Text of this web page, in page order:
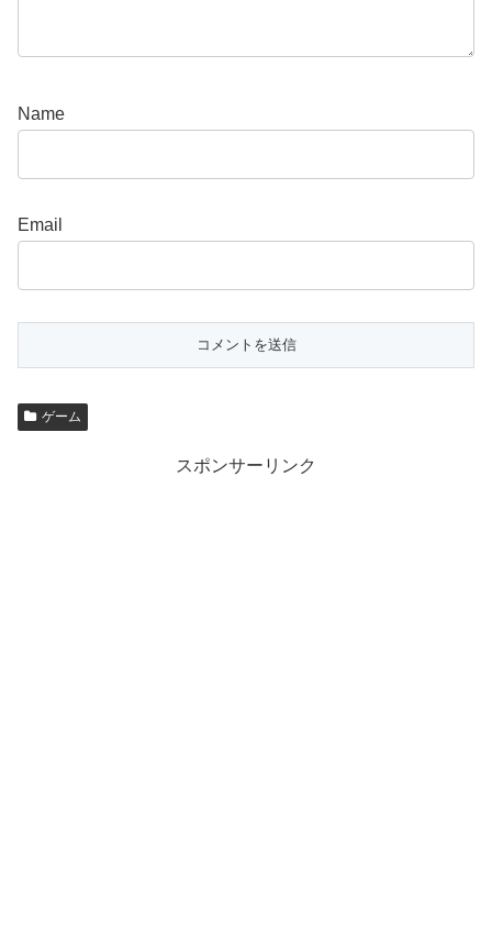
Name
Email
ゲーム
スポンサーリンク